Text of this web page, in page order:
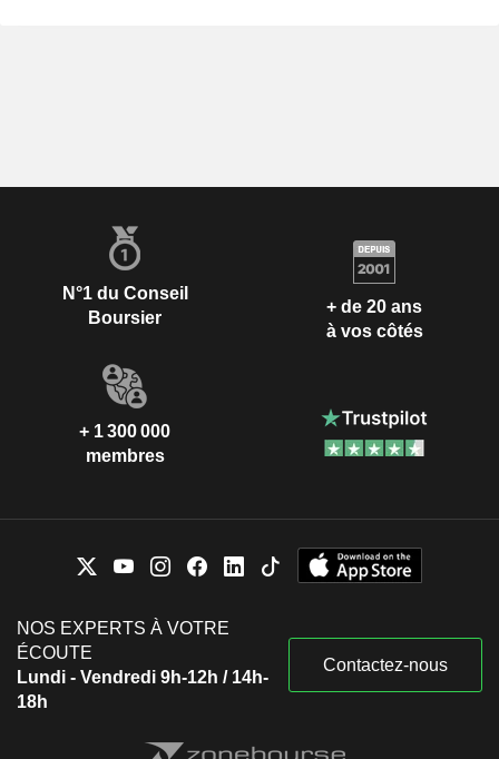
N°1 du Conseil
Boursier
+ de 20 ans
à vos côtés
+ 1 300 000
membres
NOS EXPERTS À VOTRE
ÉCOUTE
Lundi - Vendredi 9h-12h / 14h-
18h
Contactez-nous